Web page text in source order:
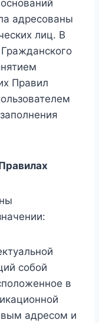
адресованы
лиц. В
Правил
собой
в
адресом и